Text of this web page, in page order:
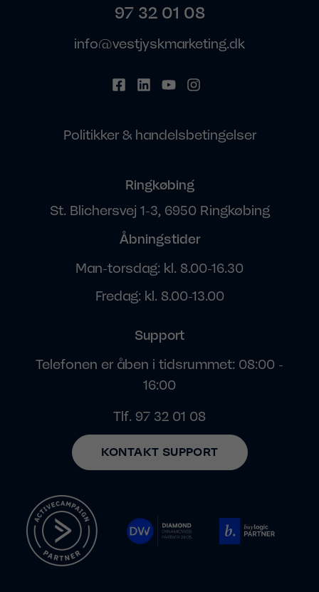
97 32 01 08
info@vestjyskmarketing.dk
Politikker & handelsbetingelser
Ringkøbing
St. Blichersvej 1-3, 6950 Ringkøbing
Åbningstider
Man-torsdag: kl. 8.00-16.30
Fredag: kl. 8.00-13.00
Support
Telefonen er åben i tidsrummet: 08:00 -
16:00
Tlf. 97 32 01 08
KONTAKT SUPPORT